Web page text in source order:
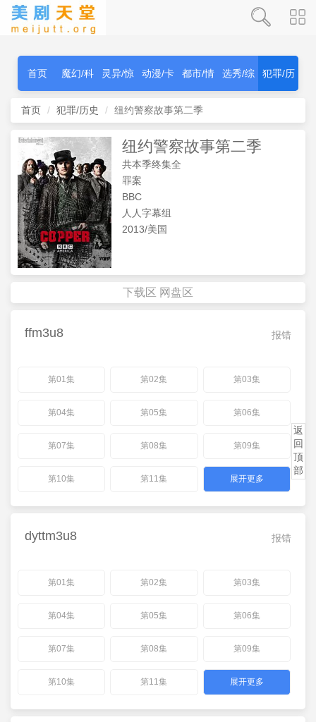
首页 魔幻/科
幻
灵异/惊
秫
动漫/卡
通
都市/情
感
选秀/综 犯罪/历
首页 犯罪/历史 纽约警察故事第二季
纽约警察故事第二季
共本季终集全
罪案
BBC
人人字幕组
2013/美国
下载区 网盘区
报错
ffm3u8
第01集 第02集 第03集
第04集 第05集 第06集
第07集 第08集 第09集
第10集 第11集 展开更多
报错
dyttm3u8
第01集 第02集 第03集
第04集 第05集 第06集
第07集 第08集 第09集
第10集 第11集 展开更多
返
回
顶
部